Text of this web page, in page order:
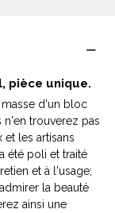
pièce unique.
d'un bloc
n'en trouverez pas
les artisans
été poli et traité
et à l'usage;
la beauté
ainsi une